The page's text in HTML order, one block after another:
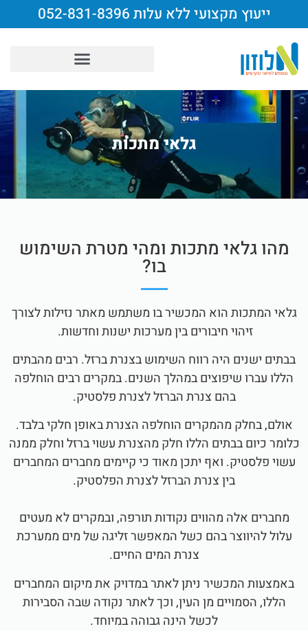
ייעוץ מקצועי ללא עלות 052-831-8396
גלאי מתכות
מהו גלאי מתכות ומהי מטרת השימוש
בו?
גלאי המתכות הוא המכשיר בו משתמש מאתר נזילות לצורך
זיהוי חיבורים בין מערכות ישנות וחדשות.
בבתים ישנים היה רווח השימוש בצנרת ברזל. רבים מהבתים
הללו עברו שיפוצים במהלך השנים. במקרים רבים הוחלפה
בהם צנרת הברזל לצנרת פלסטיק.
אולם, בחלק מהמקרים הוחלפה הצנרת באופן חלקי בלבד.
כלומר כיום בבתים הללו חלק מהצנרת עשוי ברזל וחלק ממנה
עשוי פלסטיק. ואף יתכן מאוד כי קיימים מחברים המחברים
בין צנרת הברזל לצנרת הפלסטיק.
מחברים אלה מהווים נקודות תורפה, ובמקרים לא מעטים
עלול להיווצר בהם כשל המאפשר זליגה של מים ממערכת
צנרת המים החיים.
באמצעות המכשיר ניתן לאתר במדויק את מיקום המחברים
הללו, הסמויים מן העין, וכך לאתר נקודה שבה הסבירות
לכשל הינה גבוהה במיוחד.